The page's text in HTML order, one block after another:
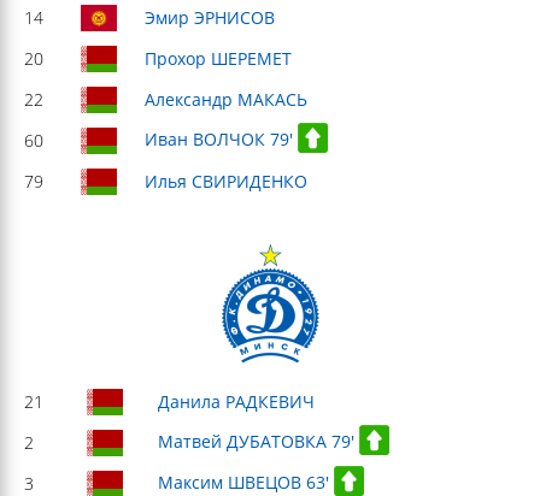
14
Эмир ЭРНИСОВ
20
Прохор ШЕРЕМЕТ
22
Александр МАКАСЬ
60
Иван ВОЛЧОК 79'
79
Илья СВИРИДЕНКО
21
Данила РАДКЕВИЧ
2
Матвей ДУБАТОВКА 79'
3
Максим ШВЕЦОВ 63'